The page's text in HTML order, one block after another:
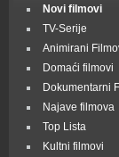
Novi filmovi
TV-Serije
Animirani
Domaći filmovi
Dokumentarni
Najave filmova
Top Lista
Kultni filmovi